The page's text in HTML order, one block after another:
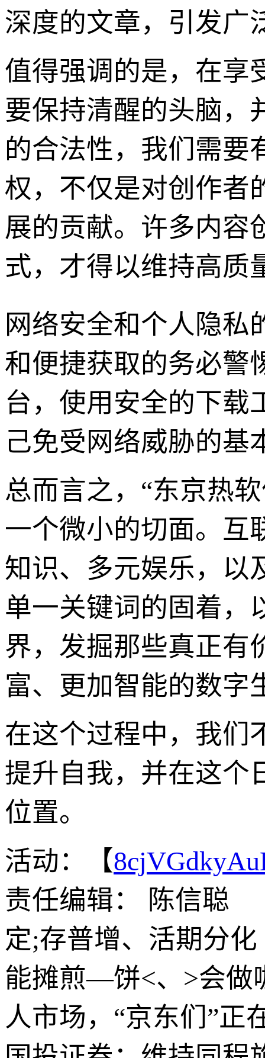
深度的文章，引发广
值得强调的是，在享
要保持清醒的头脑，
的合法性，我们需要
权，不仅是对创作者
展的贡献。许多内容
式，才得以维持高质
网络安全和个人隐私
和便捷获取的务必警
台，使用安全的下载
己免受网络威胁的基
总而言之，“东京热
一个微小的切面。互
知识、多元娱乐，以
单一关键词的固着，
界，发掘那些真正有
富、更加智能的数字
在这个过程中，我们
提升自我，并在这个
位置。
活动：【
责任编辑： 陈信聪
定;存普增、活期分
能摊煎—饼<、>会做
人市场，“京东们”正